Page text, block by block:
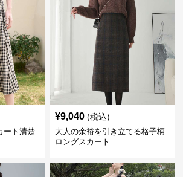
ート清楚
¥9,040 (税込)
大人の余裕を引き立てる格子柄
ロングスカート